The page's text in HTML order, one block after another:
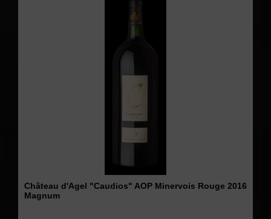
Château d'Agel "Caudios" AOP Minervois Rouge 2016
Magnum